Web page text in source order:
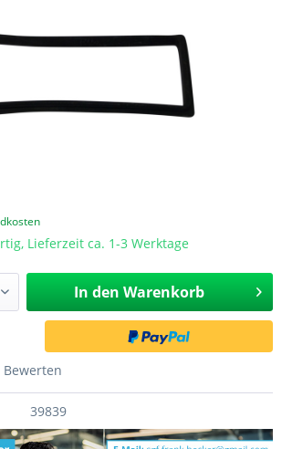
Lieferzeit ca. 1-3 Werktage
In den Warenkorb
Bewerten
39839